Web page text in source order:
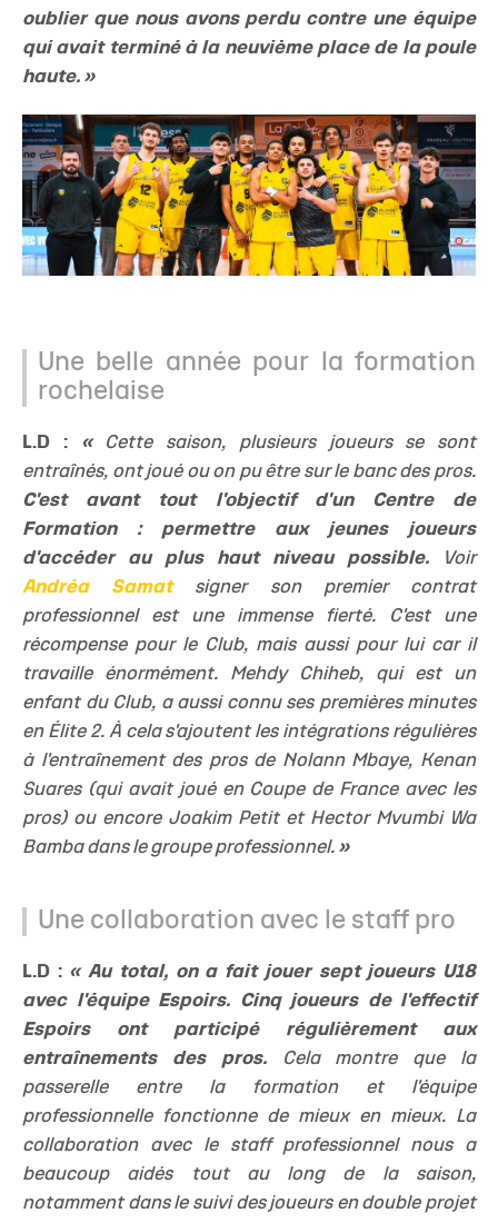
oublier que nous avons perdu contre une équipe
qui avait terminé à la neuvième place de la poule
haute. »
Une belle année pour la formation
rochelaise
L.D : «
Cette saison, plusieurs joueurs se sont
entraînés, ont joué ou on pu être sur le banc des pros.
C'est avant tout l'objectif d'un Centre de
Formation : permettre aux jeunes joueurs
d'accéder au plus haut niveau possible. Voir
Andréa Samat
signer son premier contrat
professionnel est une immense fierté. C'est une
récompense pour le Club, mais aussi pour lui car il
travaille énormément. Mehdy Chiheb, qui est un
enfant du Club, a aussi connu ses premières minutes
en Élite 2. À cela s'ajoutent les intégrations régulières
à l'entraînement des pros de Nolann Mbaye, Kenan
Suares (qui avait joué en Coupe de France avec les
pros) ou encore Joakim Petit et Hector Mvumbi Wa
Bamba dans le groupe professionnel. »
Une collaboration avec le staff pro
L.D : « Au total, on a fait jouer sept joueurs U18
avec l'équipe Espoirs. Cinq joueurs de l'effectif
Espoirs ont participé régulièrement aux
entraînements des pros.Cela montre que la
passerelle entre la formation et l'équipe
professionnelle fonctionne de mieux en mieux. La
collaboration avec le staff professionnel nous a
beaucoup aidés tout au long de la saison,
notamment dans le suivi des joueurs en double projet